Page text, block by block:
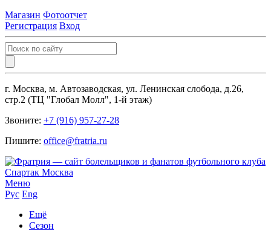
Магазин Фотоотчет
Регистрация Вход
г. Москва, м. Автозаводская, ул. Ленинская слобода, д.26,
стр.2 (ТЦ "Глобал Молл", 1-й этаж)
Звоните: +7 (916) 957-27-28
Пишите: office@fratria.ru
Меню
Рус Eng
Ещё
Сезон